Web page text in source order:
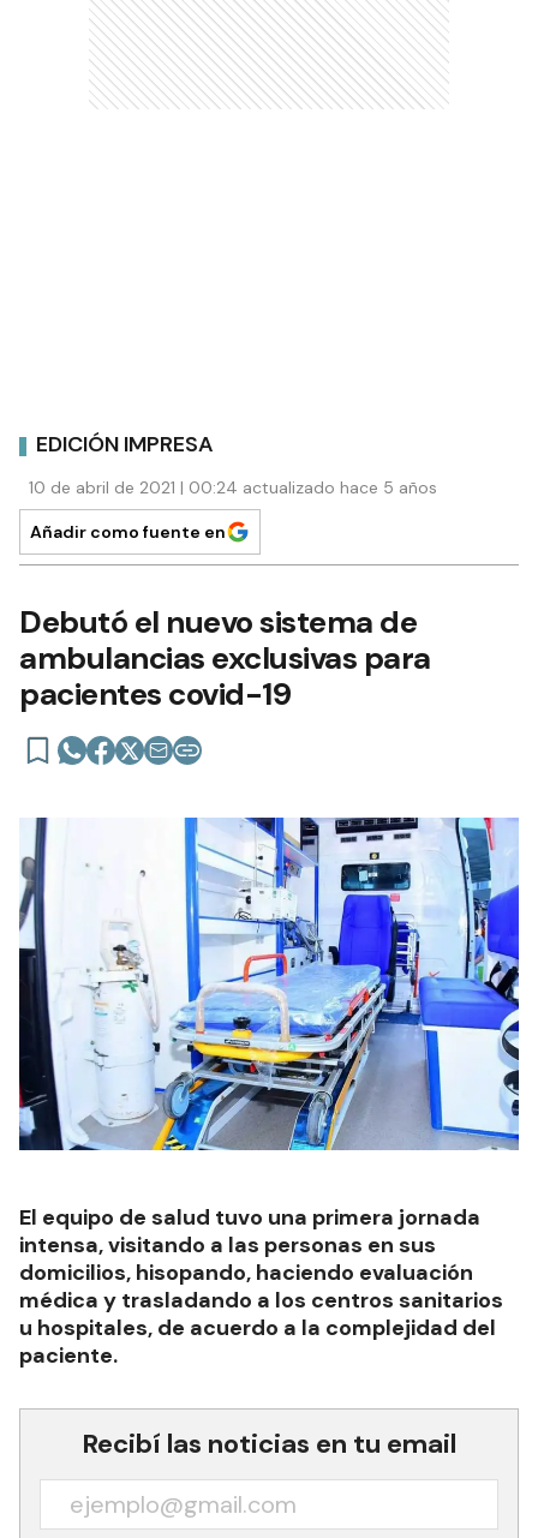
EDICIÓN IMPRESA
10 de abril de 2021 | 00:24 actualizado hace 5 años
Añadir como fuente en
Debutó el nuevo sistema de
ambulancias exclusivas para
pacientes covid-19
El equipo de salud tuvo una primera jornada
intensa, visitando a las personas en sus
domicilios, hisopando, haciendo evaluación
médica y trasladando a los centros sanitarios
u hospitales, de acuerdo a la complejidad del
paciente.
Recibí las noticias en tu email